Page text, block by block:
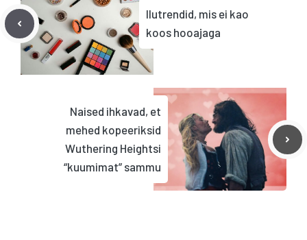
Ilutrendid, mis ei kao
koos hooajaga
Naised ihkavad, et
mehed kopeeriksid
Wuthering Heightsi
“kuumimat” sammu